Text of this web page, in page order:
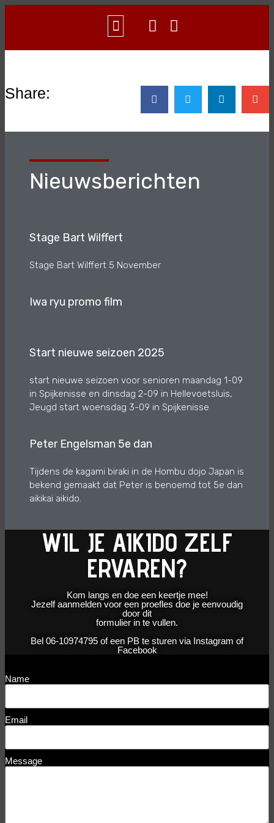
Share:
Nieuwsberichten
Stage Bart Wilffert
Stage Bart Wilffert 5 November
Iwa ryu promo film
Start nieuwe seizoen 2025
start nieuwe seizoen voor senioren maandag 1-09
in Spijkenisse en dinsdag 2-09 in Hellevoetsluis,
Jeugd start woensdag 3-09 in Spijkenisse
Peter Engelsman 5e dan
Tijdens de kagami biraki in de Hombu dojo Japan is
bekend gemaakt dat Peter is benoemd tot 5e dan
aikikai aikido.
WIL JE AIKIDO ZELF
ERVAREN?
Kom langs en doe een keertje mee!
Jezelf aanmelden voor een proefles doe je eenvoudig
door dit
formulier in te vullen.
Bel 06-10974795 of een PB te sturen via Instagram of
Facebook
Name
Email
Message